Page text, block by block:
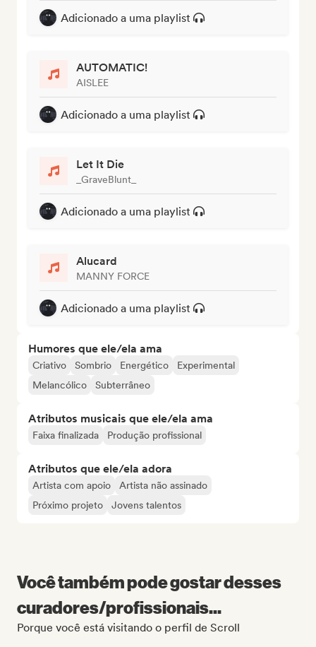
Adicionado a uma playlist
AUTOMATIC!
AISLEE
Adicionado a uma playlist
Let It Die
_GraveBlunt_
Adicionado a uma playlist
Alucard
MANNY FORCE
Adicionado a uma playlist
Humores que ele/ela ama
Criativo Sombrio Energético
Experimental
Melancólico
Subterrâneo
Atributos musicais que ele/ela ama
Faixa finalizada Produção profissional
Atributos que ele/ela adora
Artista com apoio
Artista não assinado
Próximo projeto
Jovens talentos
Você também pode gostar desses
curadores/profissionais...
Porque você está visitando o perfil de Scroll